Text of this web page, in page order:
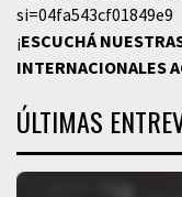
si=04fa543cf01849e9
¡ESCUCHÁ
INTERNACIONALES
ÚLTIMAS